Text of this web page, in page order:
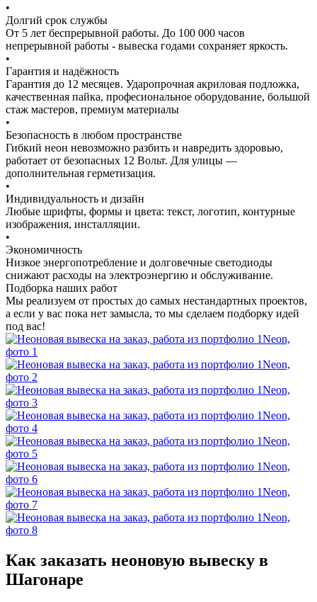
•
Долгий срок службы
От 5 лет беспрерывной работы. До 100 000 часов
непрерывной работы - вывеска годами сохраняет яркость.
•
Гарантия и надёжность
Гарантия до 12 месяцев. Ударопрочная акриловая подложка,
качественная пайка, професиональное оборудование, большой
стаж мастеров, премиум материалы
•
Безопасность в любом пространстве
Гибкий неон невозможно разбить и навредить здоровью,
работает от безопасных 12 Вольт. Для улицы —
дополнительная герметизация.
•
Индивидуальность и дизайн
Любые шрифты, формы и цвета: текст, логотип, контурные
изображения, инсталляции.
•
Экономичность
Низкое энергопотребление и долговечные светодиоды
снижают расходы на электроэнергию и обслуживание.
Подборка наших работ
Мы реализуем от простых до самых нестандартных проектов,
а если у вас пока нет замысла, то мы сделаем подборку идей
под вас!
Как заказать неоновую вывеску в
Шагонаре